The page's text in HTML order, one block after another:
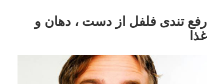
رفع تندی فلفل از دست ، دهان و
غذا